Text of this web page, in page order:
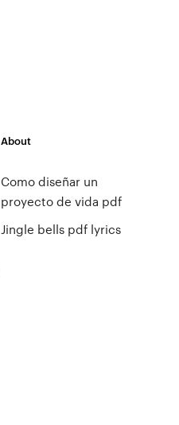
About
Como diseñar un
proyecto de vida pdf
Jingle bells pdf lyrics